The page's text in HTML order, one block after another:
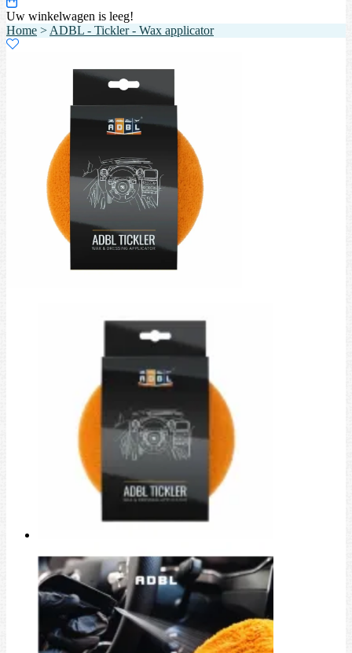
Uw winkelwagen is leeg!
Home > ADBL - Tickler - Wax applicator